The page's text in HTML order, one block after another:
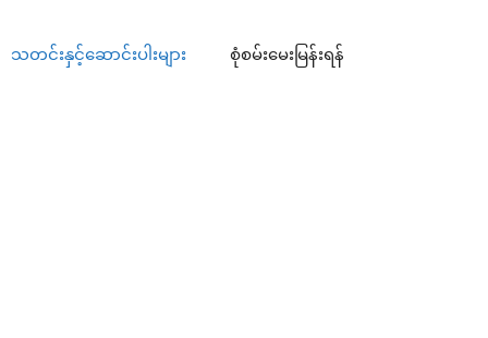
သတင်းနှင့်ဆောင်းပါးများ စုံစမ်းမေးမြန်းရန်